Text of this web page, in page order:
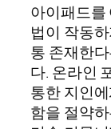
아이패드를
법이 작동
통 존재한
다. 온라인
통한 지인
함을 절약